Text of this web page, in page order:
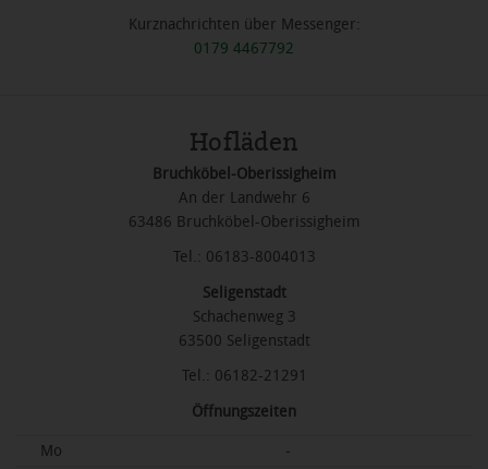
Kurznachrichten über Messenger:
0179 4467792
Hofläden
Bruchköbel-Oberissigheim
An der Landwehr 6
63486 Bruchköbel-Oberissigheim
Tel.: 06183-8004013
Seligenstadt
Schachenweg 3
63500 Seligenstadt
Tel.: 06182-21291
Öffnungszeiten
Mo
-